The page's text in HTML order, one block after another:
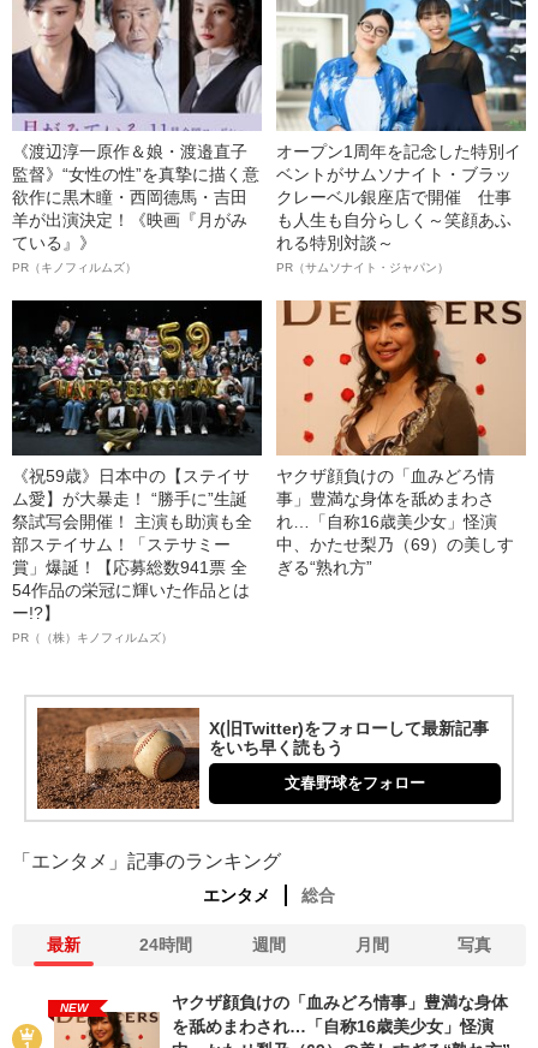
《渡辺淳一原作＆娘・渡邉直子
監督》“女性の性”を真摯に描く意
欲作に黒木瞳・西岡德馬・吉田
羊が出演決定！《映画『月がみ
ている』》
PR（キノフィルムズ）
オープン1周年を記念した特別イ
ベントがサムソナイト・ブラッ
クレーベル銀座店で開催 仕事
も人生も自分らしく～笑顔あふ
れる特別対談～
PR（サムソナイト・ジャパン）
《祝59歳》日本中の【ステイサ
ム愛】が大暴走！ “勝手に”生誕
祭試写会開催！ 主演も助演も全
部ステイサム！「ステサミー
賞」爆誕！【応募総数941票 全
54作品の栄冠に輝いた作品とは
ー!?】
PR（（株）キノフィルムズ）
ヤクザ顔負けの「血みどろ情
事」豊満な身体を舐めまわさ
れ…「自称16歳美少女」怪演
中、かたせ梨乃（69）の美しす
ぎる“熟れ方”
X(旧Twitter)をフォローして最新記事
をいち早く読もう
文春野球をフォロー
「エンタメ」記事のランキング
エンタメ 総合
最新 24時間 週間 月間 写真
NEW
ヤクザ顔負けの「血みどろ情事」豊満な身体
を舐めまわされ…「自称16歳美少女」怪演